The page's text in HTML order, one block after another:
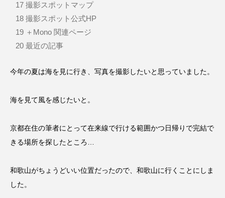
17 撮影スポットマップ
18 撮影スポット公式HP
19 ＋Mono 関連ページ
20 最近の記事
今年の夏は海を見に行き、写真を撮影したいと思っていました。
海を見て風を感じたいと。
京都在住の筆者にとって在来線で行ける範囲かつ日帰りで完結で
きる場所を探したところ…
和歌山がちょうどいい位置だったので、和歌山に行くことにしま
した。